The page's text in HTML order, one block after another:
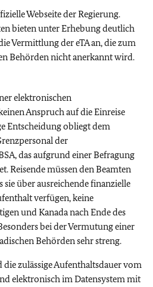
Webseite der Regierung.
bieten unter Erhebung deutlich
Vermittlung der eTA an, die zum
Behörden nicht anerkannt wird.
elektronischen
Anspruch auf die Einreise
Entscheidung obliegt dem
der
das aufgrund einer Befragung
Reisende müssen den Beamten
sie über ausreichende finanzielle
verfügen, keine
und Kanada nach Ende des
bei der Vermutung einer
Behörden sehr streng.
zulässige Aufenthaltsdauer vom
elektronisch im Datensystem mit